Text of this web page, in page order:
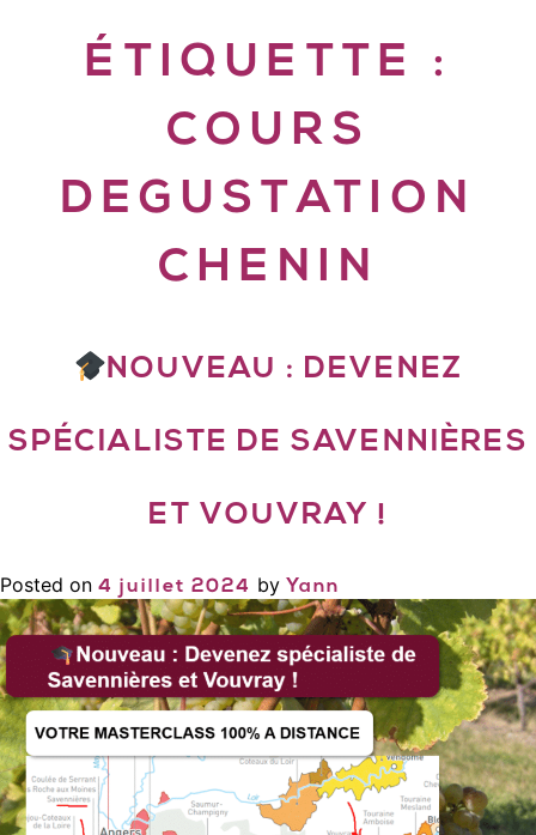
ÉTIQUETTE :
COURS
DEGUSTATION
CHENIN
NOUVEAU : DEVENEZ
SPÉCIALISTE DE SAVENNIÈRES
ET VOUVRAY !
Posted on 4 juillet 2024 by Yann